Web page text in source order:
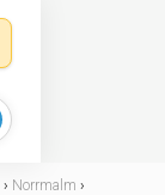
› Norrmalm ›